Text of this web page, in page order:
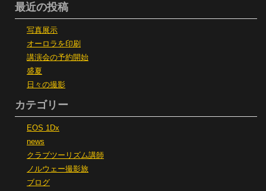
最近の投稿
写真展示
オーロラを印刷
講演会の予約開始
盛夏
日々の撮影
カテゴリー
EOS 1Dx
news
クラブツーリズム講師
ノルウェー撮影旅
ブログ